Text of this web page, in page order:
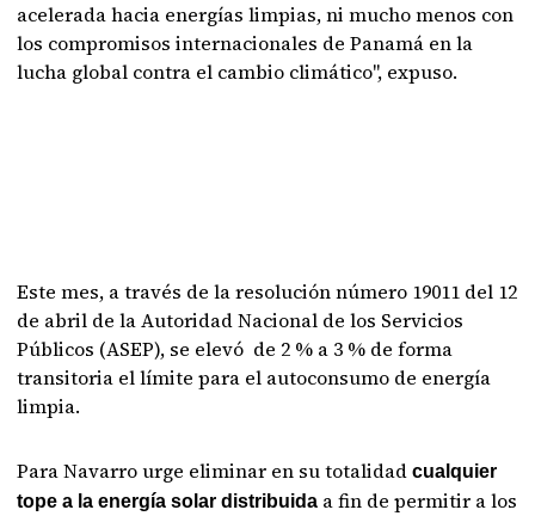
acelerada hacia energías limpias, ni mucho menos con
los compromisos internacionales de Panamá en la
lucha global contra el cambio climático", expuso.
Este mes, a través de la resolución número 19011 del 12
de abril de la Autoridad Nacional de los Servicios
Públicos (ASEP), se elevó de 2 % a 3 % de forma
transitoria el límite para el autoconsumo de energía
limpia.
Para Navarro urge eliminar en su totalidadcualquier
tope a la energía solar distribuida a fin de permitir a los